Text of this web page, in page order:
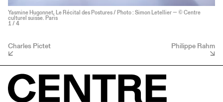
Yasmine Hugonnet, Le Récital des Postures / Photo : Simon Letellier — © Centre
culturel suisse. Paris
1 / 4
Charles Pictet Philippe Rahm